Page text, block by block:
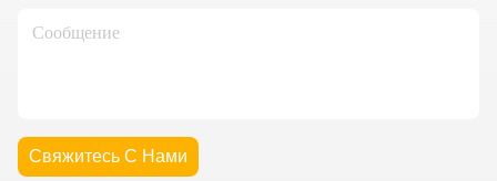
Свяжитесь С Нами